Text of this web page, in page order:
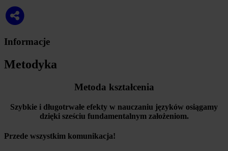
Informacje
Metodyka
Metoda kształcenia
Szybkie i długotrwałe efekty w nauczaniu języków osiągamy
dzięki sześciu fundamentalnym założeniom.
Przede wszystkim komunikacja!